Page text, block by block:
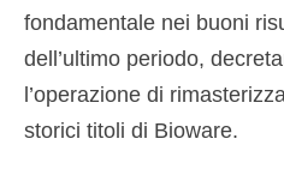
fondamentale nei buoni
dell’ultimo periodo,
l’operazione di
storici titoli di Bioware.